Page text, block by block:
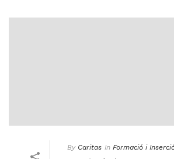
By Caritas In Formació i